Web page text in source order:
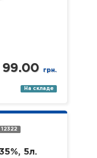
99.00 грн.
На складе
12322
5л.